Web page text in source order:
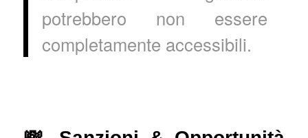
potrebbero non essere
completamente accessibili.